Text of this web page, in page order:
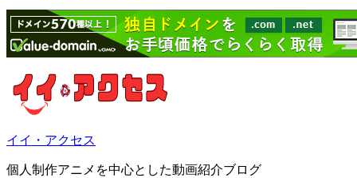
イイ・アクセス
個人制作アニメを中心とした動画紹介ブログ